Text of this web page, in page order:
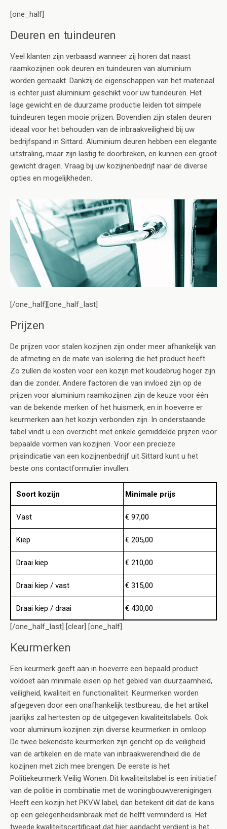
[one_half]
Deuren en tuindeuren
Veel klanten zijn verbaasd wanneer zij horen dat naast
raamkozijnen ook deuren en tuindeuren van aluminium
worden gemaakt. Dankzij de eigenschappen van het materiaal
is echter juist aluminium geschikt voor uw tuindeuren. Het
lage gewicht en de duurzame productie leiden tot simpele
tuindeuren tegen mooie prijzen. Bovendien zijn stalen deuren
ideaal voor het behouden van de inbraakveiligheid bij uw
bedrijfspand in Sittard. Aluminium deuren hebben een elegante
uitstraling, maar zijn lastig te doorbreken, en kunnen een groot
gewicht dragen. Vraag bij uw kozijnenbedrijf naar de diverse
opties en mogelijkheden.
[/one_half][one_half_last]
Prijzen
De prijzen voor stalen kozijnen zijn onder meer afhankelijk van
de afmeting en de mate van isolering die het product heeft.
Zo zullen de kosten voor een kozijn met koudebrug hoger zijn
dan die zonder. Andere factoren die van invloed zijn op de
prijzen voor aluminium raamkozijnen zijn de keuze voor één
van de bekende merken of het huismerk, en in hoeverre er
keurmerken aan het kozijn verbonden zijn. In onderstaande
tabel vindt u een overzicht met enkele gemiddelde prijzen voor
bepaalde vormen van kozijnen. Voor een precieze
prijsindicatie van een kozijnenbedrijf uit Sittard kunt u het
beste ons contactformulier invullen.
Soort kozijn Minimale prijs
Vast € 97,00
Kiep € 205,00
Draai kiep € 210,00
Draai kiep / vast € 315,00
Draai kiep / draai
€ 430,00
[/one_half_last] [clear] [one_half]
Keurmerken
Een keurmerk geeft aan in hoeverre een bepaald product
voldoet aan minimale eisen op het gebied van duurzaamheid,
veiligheid, kwaliteit en functionaliteit. Keurmerken worden
afgegeven door een onafhankelijk testbureau, die het artikel
jaarlijks zal hertesten op de uitgegeven kwaliteitslabels. Ook
voor aluminium kozijnen zijn diverse keurmerken in omloop.
De twee bekendste keurmerken zijn gericht op de veiligheid
van de artikelen en de mate van inbraakwerendheid die de
kozijnen met zich mee brengen. De eerste is het
Politiekeurmerk Veilig Wonen. Dit kwaliteitslabel is een initiatief
van de politie in combinatie met de woningbouwverenigingen.
Heeft een kozijn het PKVW label, dan betekent dit dat de kans
op een gelegenheidsinbraak met de helft verminderd is. Het
tweede kwaliteitscertificaat dat hier aandacht verdient is het